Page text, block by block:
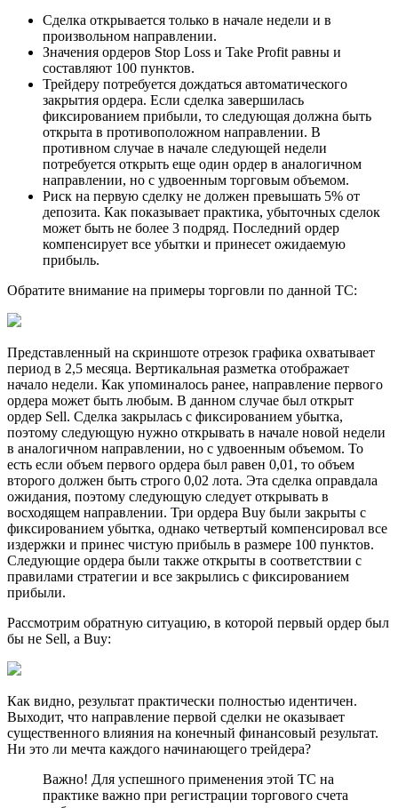
Сделка открывается только в начале недели и в
произвольном направлении.
Значения ордеров Stop Loss и Take Profit равны и
составляют 100 пунктов.
Трейдеру потребуется дождаться автоматического
закрытия ордера. Если сделка завершилась
фиксированием прибыли, то следующая должна быть
открыта в противоположном направлении. В
противном случае в начале следующей недели
потребуется открыть еще один ордер в аналогичном
направлении, но с удвоенным торговым объемом.
Риск на первую сделку не должен превышать 5% от
депозита. Как показывает практика, убыточных сделок
может быть не более 3 подряд. Последний ордер
компенсирует все убытки и принесет ожидаемую
прибыль.
Обратите внимание на примеры торговли по данной ТС:
Представленный на скриншоте отрезок графика охватывает
период в 2,5 месяца. Вертикальная разметка отображает
начало недели. Как упоминалось ранее, направление первого
ордера может быть любым. В данном случае был открыт
ордер Sell. Сделка закрылась с фиксированием убытка,
поэтому следующую нужно открывать в начале новой недели
в аналогичном направлении, но с удвоенным объемом. То
есть если объем первого ордера был равен 0,01, то объем
второго должен быть строго 0,02 лота. Эта сделка оправдала
ожидания, поэтому следующую следует открывать в
восходящем направлении. Три ордера Buy были закрыты с
фиксированием убытка, однако четвертый компенсировал все
издержки и принес чистую прибыль в размере 100 пунктов.
Следующие ордера были также открыты в соответствии с
правилами стратегии и все закрылись с фиксированием
прибыли.
Рассмотрим обратную ситуацию, в которой первый ордер был
бы не Sell, а Buy:
Как видно, результат практически полностью идентичен.
Выходит, что направление первой сделки не оказывает
существенного влияния на конечный финансовый результат.
Ни это ли мечта каждого начинающего трейдера?
Важно! Для успешного применения этой ТС на
практике важно при регистрации торгового счета